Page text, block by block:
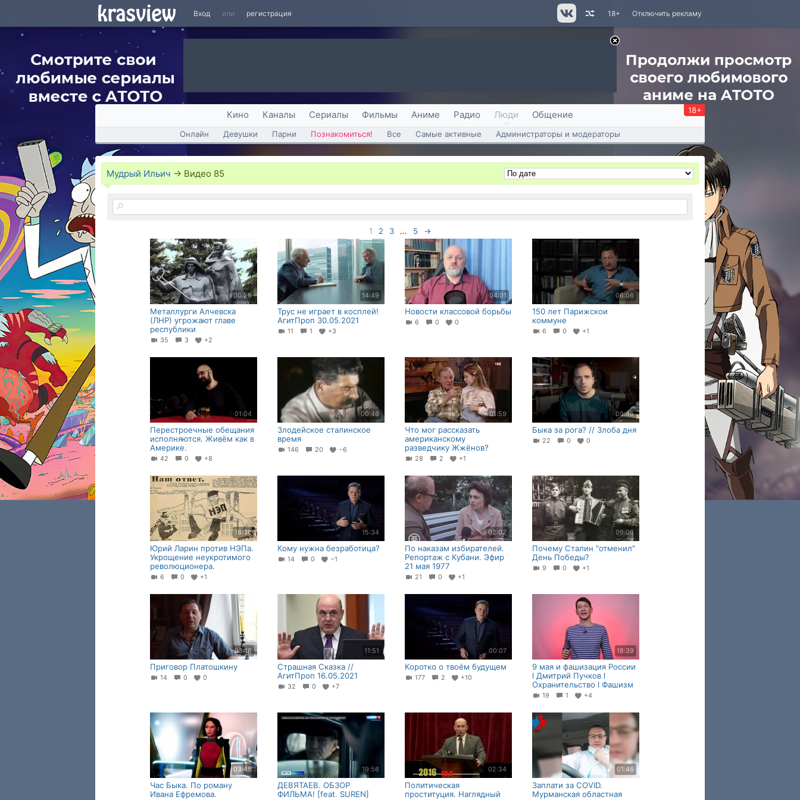
Вход или регистрация Отключить рекламу
18+
Кино Каналы Сериалы Фильмы Аниме Радио Люди Общение 18+
Онлайн Девушки Парни Познакомиться! Все Самые активные Администраторы и модераторы
Мудрый Ильич → Видео 85
1 2 3 ... 5 →
00:25
Металлурги Алчевска
(ЛНР) угрожают главе
республики
35 3 +2
14:49
Трус не играет в косплей!
АгитПроп 30.05.2021
11 1 +3
04:01
Новости классовой борьбы
6 0 0
06:06
150 лет Парижскои
коммуне
6 0 +1
01:04
Перестроечные обещания
исполняются. Живём как в
Америке.
42 0 +8
00:46
Злодейское сталинское
время
146 20 −6
01:59
Что мог рассказать
американскому
разведчику Жжёнов?
28 2 +1
09:46
Быка за рога? // Злоба дня
22 0 0
18:36
Юрий Ларин против НЭПа.
Укрощение неукротимого
революционера.
6 0 +1
15:34
Кому нужна безработица?
14 0 −1
02:02
По наказам избирателей.
Репортаж с Кубани. Эфир
21 мая 1977
21 0 +1
09:08
Почему Сталин "отменил"
День Победы?
9 0 +1
03:18
Приговор Платошкину
14 0 0
11:51
Страшная Сказка //
АгитПроп 16.05.2021
32 0 +7
00:07
Коротко о твоём будущем
177 2 +10
18:39
9 мая и фашизация России
l Дмитрий Пучков l
Охранительство l Фашизм
19 1 +4
03:48
Час Быка. По роману
Ивана Ефремова.
19:56
ДЕВЯТАЕВ. ОБЗОР
ФИЛЬМА! [feat. SUREN]
02:34
Политическая
проституция. Наглядный
01:46
Заплати за COVID.
Мурманская областная